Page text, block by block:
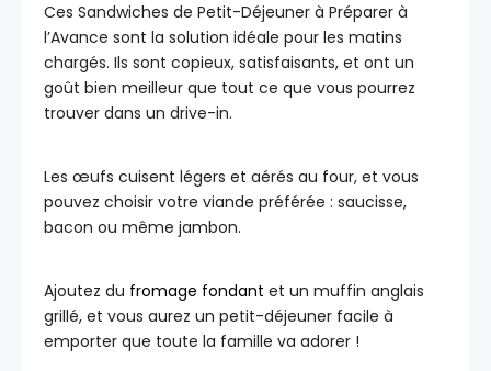
Ces Sandwiches de Petit-Déjeuner à Préparer à
l’Avance sont la solution idéale pour les matins
chargés. Ils sont copieux, satisfaisants, et ont un
goût bien meilleur que tout ce que vous pourrez
trouver dans un drive-in.
Les œufs cuisent légers et aérés au four, et vous
pouvez choisir votre viande préférée : saucisse,
bacon ou même jambon.
Ajoutez du fromage fondant et un muffin anglais
grillé, et vous aurez un petit-déjeuner facile à
emporter que toute la famille va adorer !